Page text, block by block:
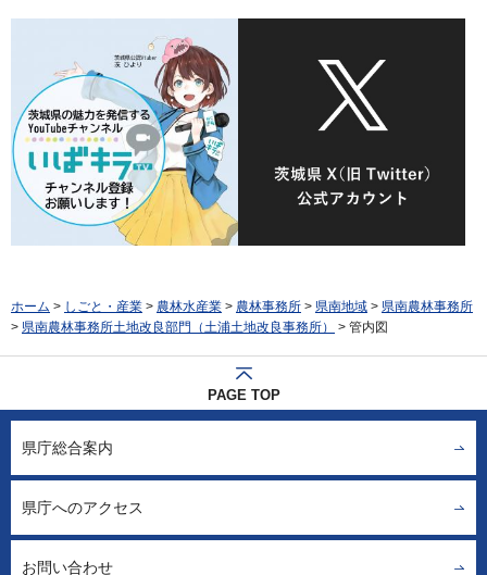
ホーム > しごと・産業 > 農林水産業 > 農林事務所 > 県南地域 > 県南農林事務所
> 県南農林事務所土地改良部門（土浦土地改良事務所） > 管内図
PAGE TOP
県庁総合案内
県庁へのアクセス
お問い合わせ